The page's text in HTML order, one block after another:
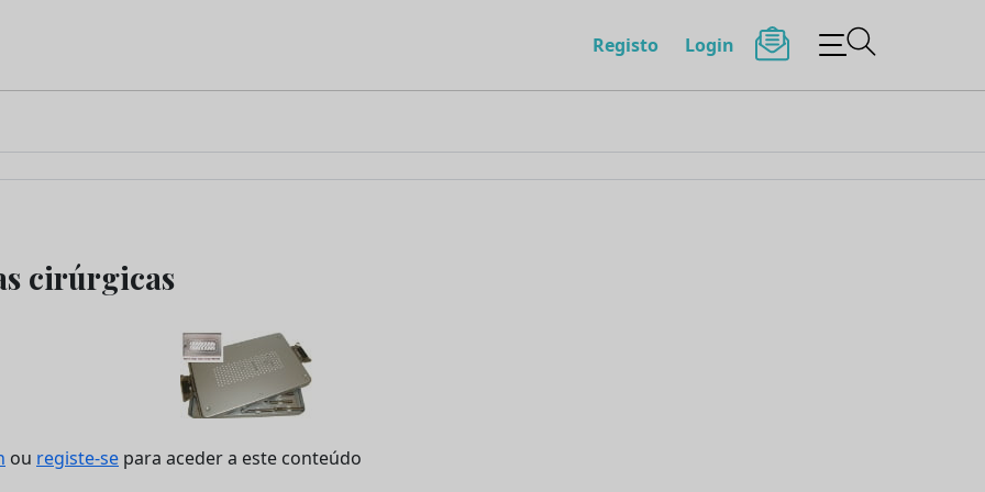
Registo Login
cirúrgicas
ou registe-se para aceder a este conteúdo